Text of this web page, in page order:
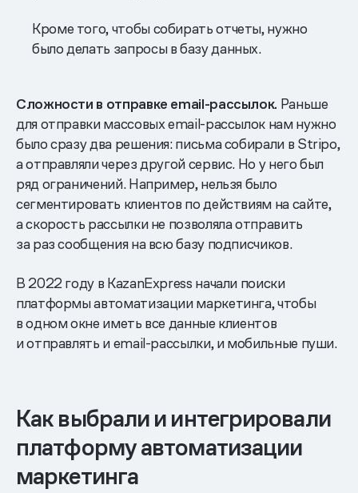
Кроме того, чтобы собирать отчеты, нужно
было делать запросы в базу данных.
Сложности в отправке email-рассылок. Раньше
для отправки массовых email-рассылок нам нужно
было сразу два решения: письма собирали в Stripo,
а отправляли через другой сервис. Но у него был
ряд ограничений. Например, нельзя было
сегментировать клиентов по действиям на сайте,
а скорость рассылки не позволяла отправить
за раз сообщения на всю базу подписчиков.
В 2022 году в KazanExpress начали поиски
платформы автоматизации маркетинга, чтобы
в одном окне иметь все данные клиентов
и отправлять и email-рассылки, и мобильные пуши.
Как выбрали и интегрировали
платформу автоматизации
маркетинга